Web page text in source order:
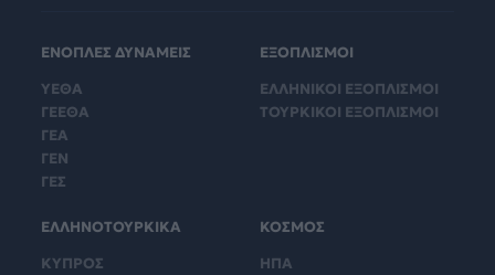
ΕΝΟΠΛΕΣ ΔΥΝΑΜΕΙΣ
ΥΕΘΑ
ΓΕΕΘΑ
ΓΕΑ
ΓΕΝ
ΓΕΣ
ΕΞΟΠΛΙΣΜΟΙ
ΕΛΛΗΝΙΚΟΙ ΕΞΟΠΛΙΣΜΟΙ
ΤΟΥΡΚΙΚΟΙ ΕΞΟΠΛΙΣΜΟΙ
ΕΛΛΗΝΟΤΟΥΡΚΙΚΑ
ΚΥΠΡΟΣ
ΚΟΣΜΟΣ
ΗΠΑ